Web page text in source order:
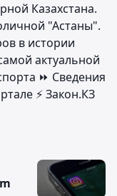
Казахстана.
"Астаны".
в истории
актуальной
⏩ Сведения
⚡️ Закон.КЗ